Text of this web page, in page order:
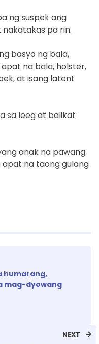
ng suspek ang
pa rin.
basyo ng bala,
na bala, holster,
at isang latent
sa leeg at balikat
anak na pawang
na taong gulang
humarang,
mag-dyowang
NEXT